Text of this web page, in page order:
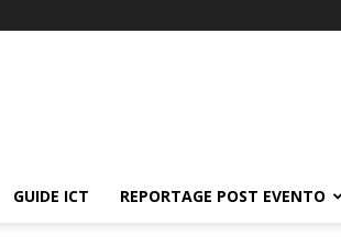
GUIDE ICT REPORTAGE POST EVENTO